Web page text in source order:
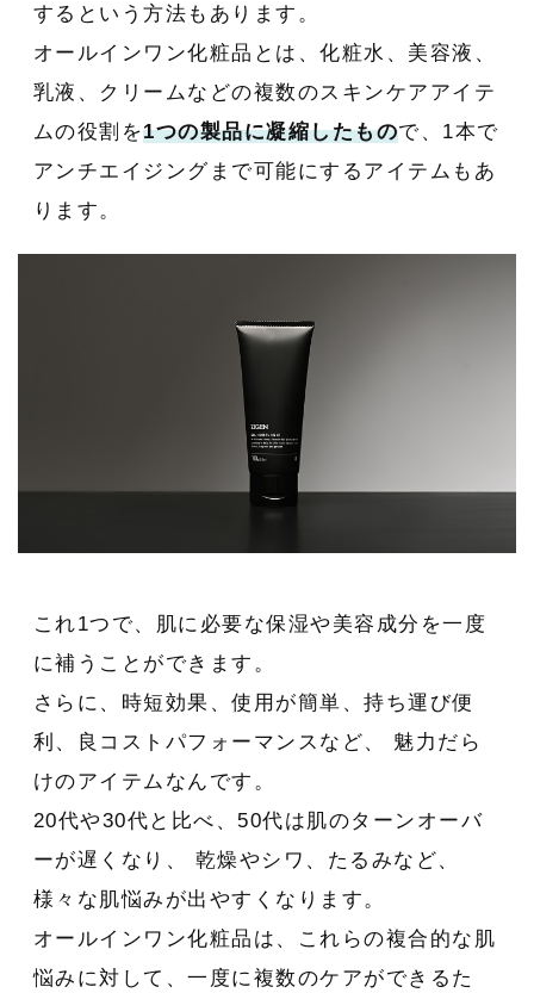
するという方法もあります。
オールインワン化粧品とは、化粧水、美容液、
乳液、クリームなどの複数のスキンケアアイテ
ムの役割を1つの製品に凝縮したもので、1本で
アンチエイジングまで可能にするアイテムもあ
ります。
これ1つで、肌に必要な保湿や美容成分を一度
に補うことができます。
さらに、時短効果、使用が簡単、持ち運び便
利、良コストパフォーマンスなど、 魅力だら
けのアイテムなんです。
20代や30代と比べ、50代は肌のターンオーバ
ーが遅くなり、 乾燥やシワ、たるみなど、
様々な肌悩みが出やすくなります。
オールインワン化粧品は、これらの複合的な肌
悩みに対して、一度に複数のケアができるた